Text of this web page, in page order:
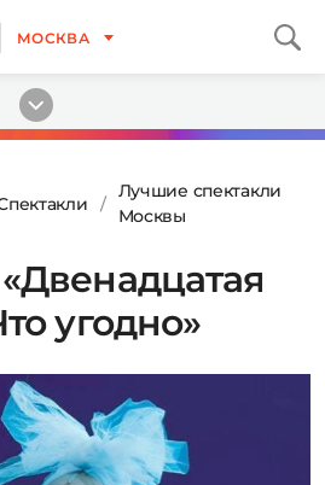
МОСКВА
Лучшие спектакли
Москвы
угодно»